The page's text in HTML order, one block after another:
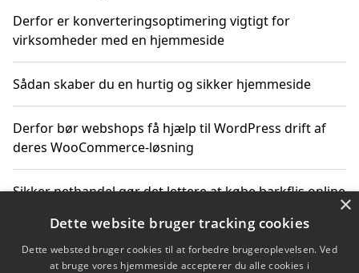
Derfor er konverteringsoptimering vigtigt for
virksomheder med en hjemmeside
Sådan skaber du en hurtig og sikker hjemmeside
Derfor bør webshops få hjælp til WordPress drift af
deres WooCommerce-løsning
Sikker nethandel gør det lettere at købe barkflis online
Ting du bør vide før du vælger webbureau i Aarhus
×
Dette website bruger tracking cookies
Dette websted bruger cookies til at forbedre brugeroplevelsen. Ved
at bruge vores hjemmeside accepterer du alle cookies i